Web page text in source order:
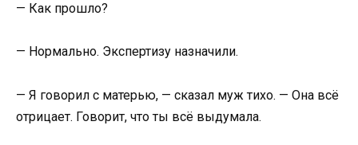
— Как прошло?
— Нормально. Экспертизу назначили.
— Я говорил с матерью, — сказал муж тихо. — Она всё
отрицает. Говорит, что ты всё выдумала.